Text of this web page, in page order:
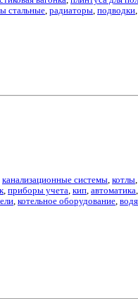
стальные, радиаторы, подводки,
канализационные системы котлы
приборы учета кип автоматика
котельное оборудование